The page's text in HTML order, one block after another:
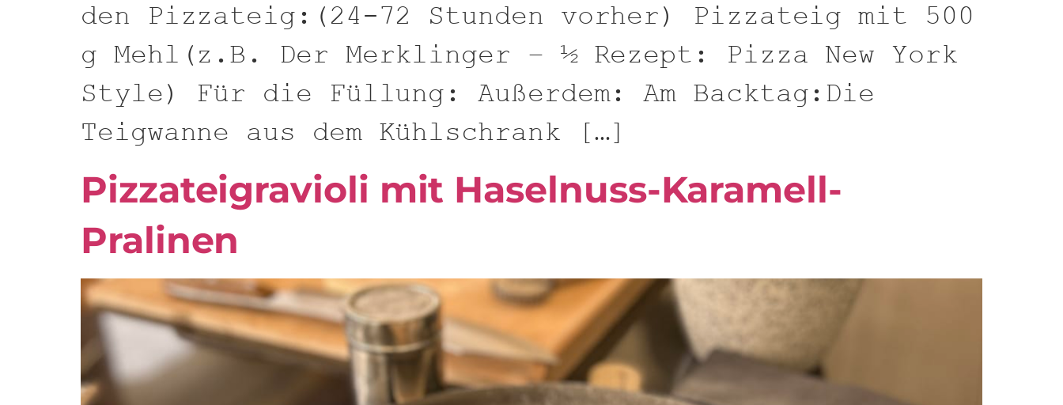
den Pizzateig:(24-72 Stunden vorher) Pizzateig mit 500
g Mehl(z.B. Der Merklinger – ½ Rezept: Pizza New York
Style) Für die Füllung: Außerdem: Am Backtag:Die
Teigwanne aus dem Kühlschrank […]
Pizzateigravioli mit Haselnuss-Karamell-
Pralinen